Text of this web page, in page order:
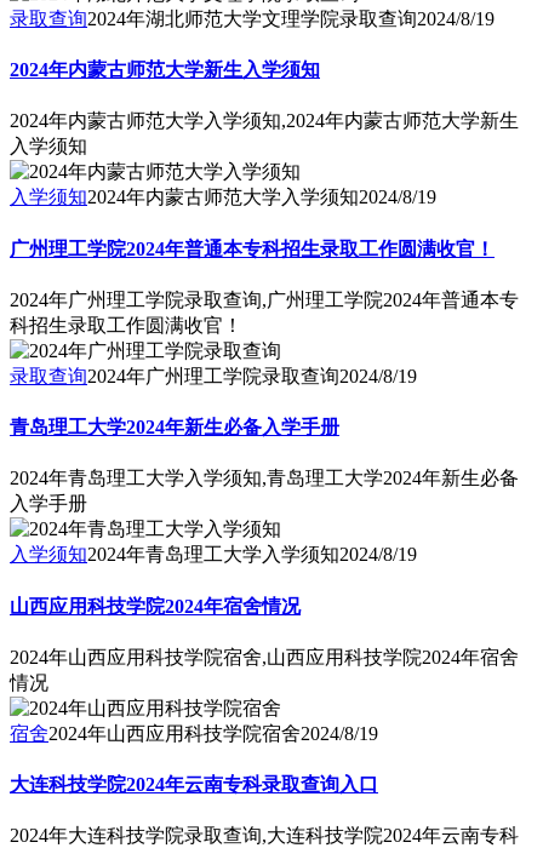
录取查询2024年湖北师范大学文理学院录取查询2024/8/19
2024年内蒙古师范大学新生入学须知
2024年内蒙古师范大学入学须知,2024年内蒙古师范大学新生
入学须知
入学须知2024年内蒙古师范大学入学须知2024/8/19
广州理工学院2024年普通本专科招生录取工作圆满收官！
2024年广州理工学院录取查询,广州理工学院2024年普通本专
科招生录取工作圆满收官！
录取查询2024年广州理工学院录取查询2024/8/19
青岛理工大学2024年新生必备入学手册
2024年青岛理工大学入学须知,青岛理工大学2024年新生必备
入学手册
入学须知2024年青岛理工大学入学须知2024/8/19
山西应用科技学院2024年宿舍情况
2024年山西应用科技学院宿舍,山西应用科技学院2024年宿舍
情况
宿舍2024年山西应用科技学院宿舍2024/8/19
大连科技学院2024年云南专科录取查询入口
2024年大连科技学院录取查询,大连科技学院2024年云南专科